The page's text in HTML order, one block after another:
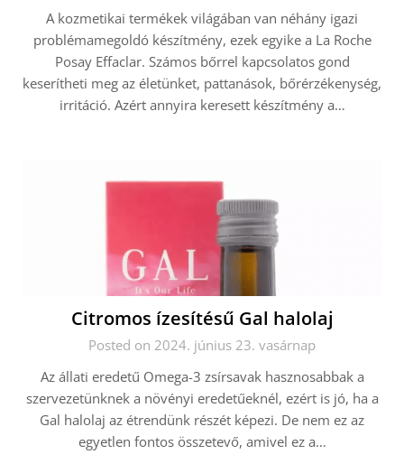
A kozmetikai termékek világában van néhány igazi
problémamegoldó készítmény, ezek egyike a La Roche
Posay Effaclar. Számos bőrrel kapcsolatos gond
keserítheti meg az életünket, pattanások, bőrérzékenység,
irritáció. Azért annyira keresett készítmény a…
Citromos ízesítésű Gal halolaj
Posted on 2024. június 23. vasárnap
Az állati eredetű Omega-3 zsírsavak hasznosabbak a
szervezetünknek a növényi eredetűeknél, ezért is jó, ha a
Gal halolaj az étrendünk részét képezi. De nem ez az
egyetlen fontos összetevő, amivel ez a…